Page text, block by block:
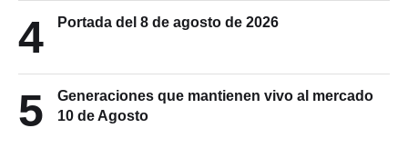
4 Portada del 8 de agosto de 2026
5
Generaciones que mantienen vivo al mercado
10 de Agosto